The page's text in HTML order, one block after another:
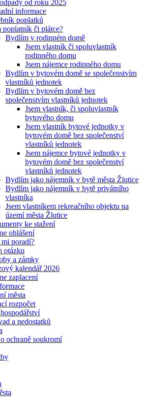
od roku 2025
informace
poplatků
poplatník či plátce?
Bydlím v rodinném domě
Jsem vlastník či spoluvlastník
rodinného domu
Jsem nájemce rodinného domu
Bydlím v bytovém domě se společenstvím
vlastníků jednotek
Bydlím v bytovém domě bez
společenstvím vlastníků jednotek
Jsem vlastník, či spoluvlastník
bytového domu
Jsem vlastník bytové jednotky v
bytovém domě bez společenství
vlastníků jednotek
Jsem nájemce bytové jednotky v
bytovém domě bez společenství
vlastníků jednotek
Bydlím jako nájemník v bytě města Žlutice
Bydlím jako nájemník v bytě privátního
vlastníka
Jsem vlastníkem rekreačního objektu na
území města Žlutice
ke stažení
ohlášení
poradí?
otázku
a zámky
kalendář 2026
zaplacení
města
rozpočet
a nedostatků
ochraně soukromí